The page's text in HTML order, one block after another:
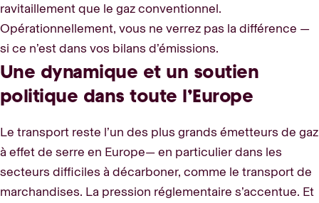
ravitaillement que le gaz conventionnel.
Opérationnellement, vous ne verrez pas la différence —
si ce n’est dans vos bilans d’émissions.
Une dynamique et un soutien
politique dans toute l’Europe
Le transport reste l’un des plus grands émetteurs de gaz
à effet de serre en Europe— en particulier dans les
secteurs difficiles à décarboner, comme le transport de
marchandises. La pression réglementaire s’accentue. Et